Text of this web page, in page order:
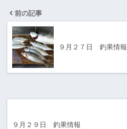
前の記事
９月２７日 釣果情報
９月２９日 釣果情報